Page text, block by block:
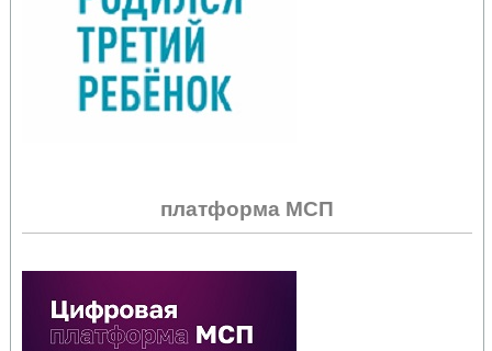
платформа МСП